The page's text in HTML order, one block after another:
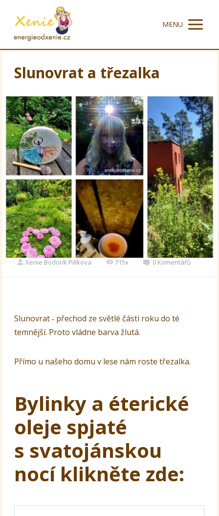
MENU
Slunovrat a třezalka
Xenie Bodorík Pilíkova 715x 0 Komentářů
Slunovrat ‐ přechod ze světlé části roku do té
temnější. Proto vládne barva žlutá.
Přímo u našeho domu v lese nám roste třezalka.
Bylinky a éterické
oleje spjaté
s svatojánskou
nocí klikněte zde: